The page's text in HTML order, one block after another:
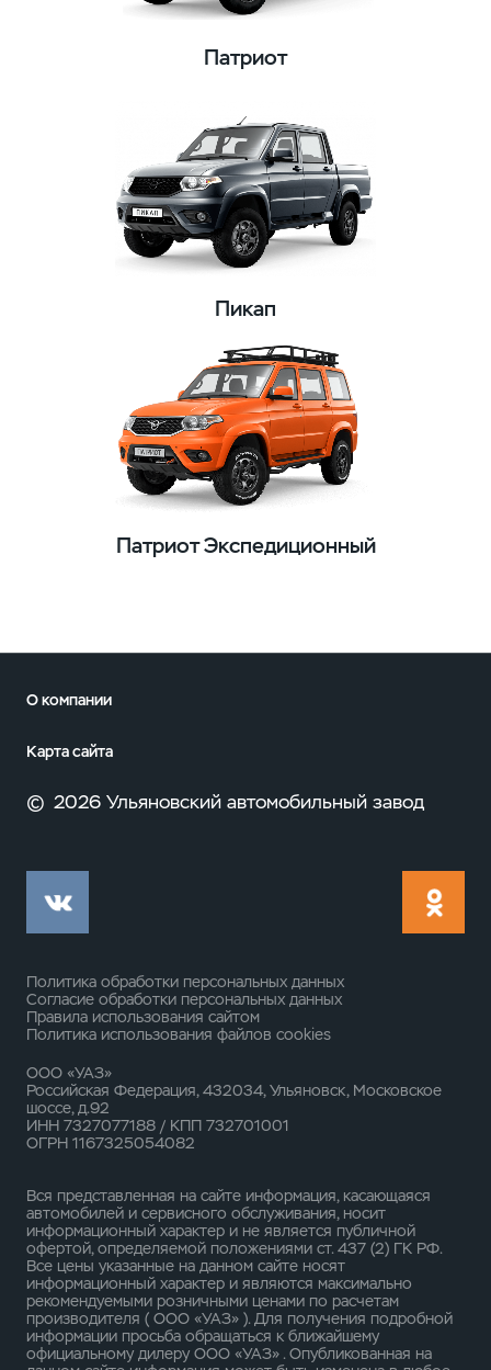
Патриот
Пикап
Патриот Экспедиционный
О компании
Карта сайта
© 2026 Ульяновский автомобильный завод
Политика обработки персональных данных
Согласие обработки персональных данных
Правила использования сайтом
Политика использования файлов cookies
ООО «УАЗ»
Российская Федерация, 432034, Ульяновск, Московское
шоссе, д.92
ИНН 7327077188 / КПП 732701001
ОГРН 1167325054082
Вся представленная на сайте информация, касающаяся
автомобилей и сервисного обслуживания, носит
информационный характер и не является публичной
офертой, определяемой положениями ст. 437 (2) ГК РФ.
Все цены указанные на данном сайте носят
информационный характер и являются максимально
рекомендуемыми розничными ценами по расчетам
производителя ( ООО «УАЗ» ). Для получения подробной
информации просьба обращаться к ближайшему
официальному дилеру ООО «УАЗ» . Опубликованная на